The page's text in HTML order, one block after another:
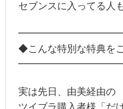
セブンスに入ってる人
◆こんな特別な特典を
実は先日、由美経由の